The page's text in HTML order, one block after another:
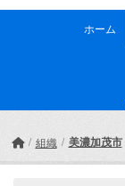
ホーム
組織 美濃加茂市